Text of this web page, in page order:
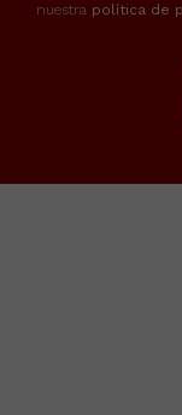
nuestra política de